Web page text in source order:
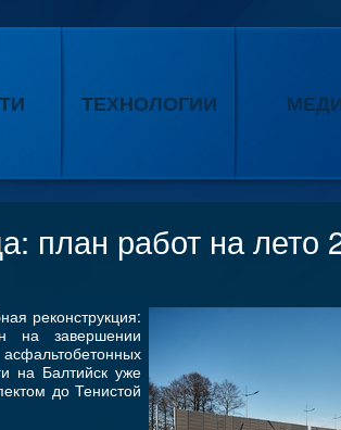
ТЕХНОЛОГИИ
план работ на лето
реконструкция:
на завершении
на Балтийск уже
до Тенистой